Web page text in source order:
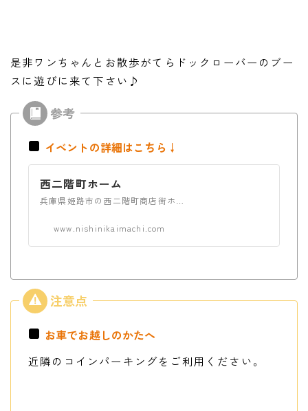
是非ワンちゃんとお散歩がてらドックローバーのブー
スに遊びに来て下さい♪
イベントの詳細はこちら↓
西二階町ホーム
www.nishinikaimachi.com
お車でお越しのかたへ
近隣のコインパーキングをご利用ください。